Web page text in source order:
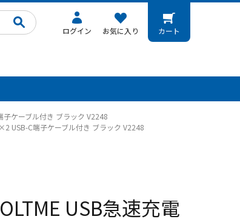
ログイン お気に入り カート
ケーブル付き ブラック V2248
USB-C端子ケーブル付き ブラック V2248
USB急速充電